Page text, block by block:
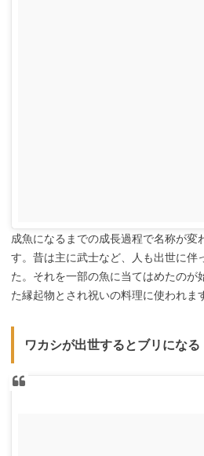
成魚になるまでの成長過程で名称が変
す。昔は主に武士など、人も出世に伴
た。それを一部の魚に当てはめたのが
た縁起物とされ祝いの料理に使われま
ワカシが出世するとブリになる